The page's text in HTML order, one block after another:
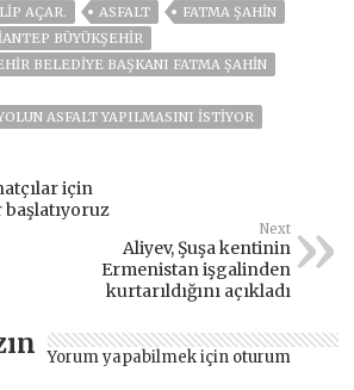
AÇAR. ASFALT
FATMA ŞAHİN
BÜYÜKŞEHİR
BELEDIYE BAŞKANI FATMA ŞAHIN
ASFALT YAPILMASINI İSTIYOR
için
Next
Aliyev, Şuşa kentinin
Ermenistan işgalinden
kurtarıldığını açıkladı
Yorum yapabilmek için oturum